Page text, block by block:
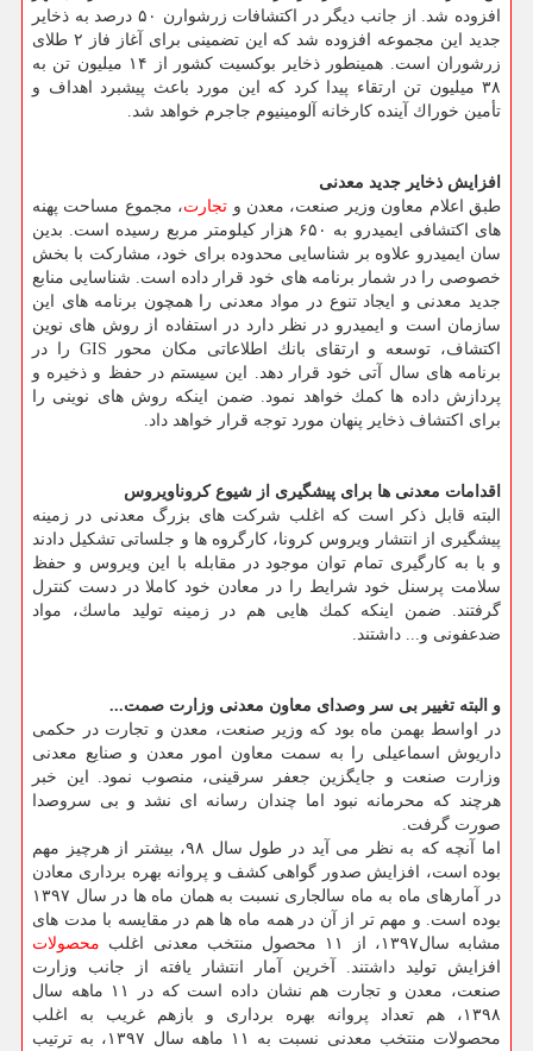
افزوده شد. از جانب دیگر در اكتشافات زرشوارن ۵۰ درصد به ذخایر
جدید این مجموعه افزوده شد كه این تضمینی برای آغاز فاز ۲ طلای
زرشوران است. همینطور ذخایر بوكسیت كشور از ۱۴ میلیون تن به
۳۸ میلیون تن ارتقاء پیدا كرد كه این مورد باعث پیشبرد اهداف و
تأمین خوراك آینده كارخانه آلومینیوم جاجرم خواهد شد.
افزایش ذخایر جدید معدنی
طبق اعلام معاون وزیر صنعت، معدن و تجارت، مجموع مساحت پهنه
های اكتشافی ایمیدرو به ۶۵۰ هزار كیلومتر مربع رسیده است. بدین
سان ایمیدرو علاوه بر شناسایی محدوده برای خود، مشاركت با بخش
خصوصی را در شمار برنامه های خود قرار داده است. شناسایی منابع
جدید معدنی و ایجاد تنوع در مواد معدنی را همچون برنامه های این
سازمان است و ایمیدرو در نظر دارد در استفاده از روش های نوین
اكتشاف، توسعه و ارتقای بانك اطلاعاتی مكان محور GIS را در
برنامه های سال آتی خود قرار دهد. این سیستم در حفظ و ذخیره و
پردازش داده ها كمك خواهد نمود. ضمن اینكه روش های نوینی را
برای اكتشاف ذخایر پنهان مورد توجه قرار خواهد داد.
اقدامات معدنی ها برای پیشگیری از شیوع كروناویروس
البته قابل ذكر است كه اغلب شركت های بزرگ معدنی در زمینه
پیشگیری از انتشار ویروس كرونا، كارگروه ها و جلساتی تشكیل دادند
و با به كارگیری تمام توان موجود در مقابله با این ویروس و حفظ
سلامت پرسنل خود شرایط را در معادن خود كاملا در دست كنترل
گرفتند. ضمن اینكه كمك هایی هم در زمینه تولید ماسك، مواد
ضدعفونی و... داشتند.
و البته تغییر بی سر وصدای معاون معدنی وزارت صمت...
در اواسط بهمن ماه بود كه وزیر صنعت، معدن و تجارت در حكمی
داریوش اسماعیلی را به سمت معاون امور معدن و صنایع معدنی
وزارت صنعت و جایگزین جعفر سرقینی، منصوب نمود. این خبر
هرچند كه محرمانه نبود اما چندان رسانه ای نشد و بی سروصدا
صورت گرفت.
اما آنچه كه به نظر می آید در طول سال ۹۸، بیشتر از هرچیز مهم
بوده است، افزایش صدور گواهی كشف و پروانه بهره برداری معادن
در آمارهای ماه به ماه سالجاری نسبت به همان ماه ها در سال ۱۳۹۷
بوده است. و مهم تر از آن در همه ماه ها هم در مقایسه با مدت های
مشابه سال۱۳۹۷، از ۱۱ محصول منتخب معدنی اغلب
محصولات
افزایش تولید داشتند. آخرین آمار انتشار یافته از جانب وزارت
صنعت، معدن و تجارت هم نشان داده است كه در ۱۱ ماهه سال
۱۳۹۸، هم تعداد پروانه بهره برداری و بازهم غریب به اغلب
محصولات منتخب معدنی نسبت به ۱۱ ماهه سال ۱۳۹۷، به ترتیب